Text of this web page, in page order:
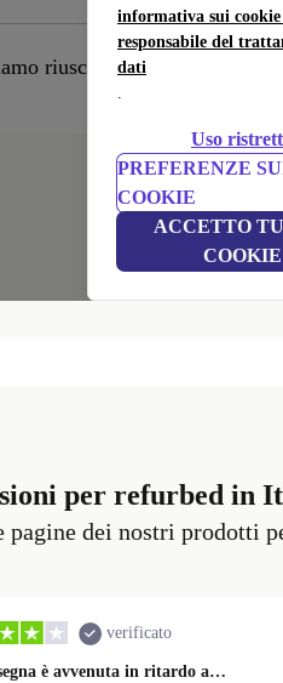
informativa sui
responsabile del
dati
.
Uso
PREFERENZE
COOKIE
ACCETTO
COOKIE
riusciti a trovare nessun
per refurbed in
pagine dei nostri prodotti
verificato
è avvenuta in ritardo a…